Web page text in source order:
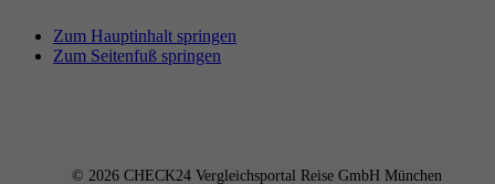
Zum Hauptinhalt springen
Zum Seitenfuß springen
© 2026 CHECK24 Vergleichsportal Reise GmbH München